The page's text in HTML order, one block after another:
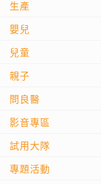
生產
嬰兒
兒童
親子
問良醫
影音專區
試用大隊
專題活動